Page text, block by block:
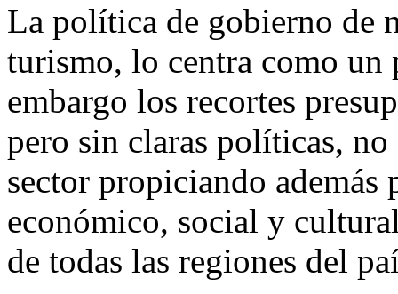
La política de gobierno de
turismo, lo centra como un
embargo los recortes
pero sin claras políticas,
sector propiciando
económico, social y
de todas las regiones del